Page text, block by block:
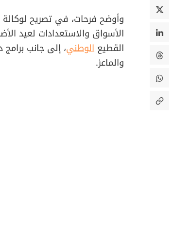
وأوضح فرحات، في تصريح لوكالة
الأسواق والاستعدادات لعيد
القطيع الوطني، إلى جانب
والماعز.